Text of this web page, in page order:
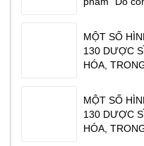
dược phẩm
CenDelux
Yên. Tạ
MỘT SỐ
130 DƯỢC
HÓA,
DOANH
CHUYÊN
SẺ.
SÁNG NGÀY
MỘT SỐ
130 DƯỢC
HÓA,